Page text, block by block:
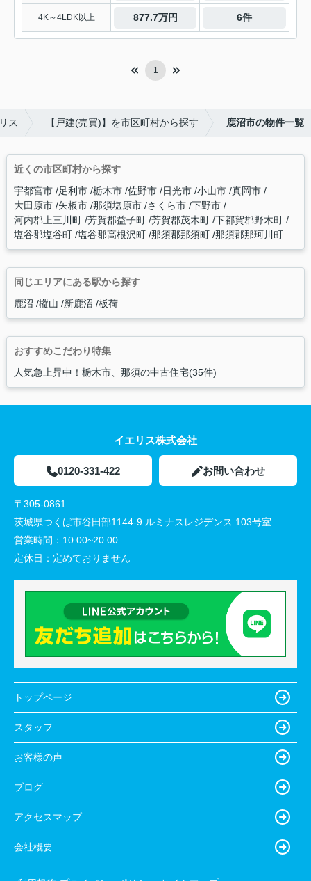
4K～4LDK以上 877.7万円 6件
1
ス 【戸建(売買)】を市区町村から探す 鹿沼市の物件一覧
近くの市区町村から探す
宇都宮市 足利市 栃木市 佐野市 日光市 小山市 真岡市
大田原市 矢板市 那須塩原市 さくら市 下野市
河内郡上三川町 芳賀郡益子町 芳賀郡茂木町 下都賀郡野木町
塩谷郡塩谷町 塩谷郡高根沢町 那須郡那須町 那須郡那珂川町
同じエリアにある駅から探す
鹿沼 樅山 新鹿沼 板荷
おすすめこだわり特集
人気急上昇中！栃木市、那須の中古住宅(35件)
イエリス株式会社
0120-331-422 お問い合わせ
〒305-0861
茨城県つくば市谷田部1144-9 ルミナスレジデンス 103号室
営業時間： 10:00~20:00
定休日： 定めておりません
トップページ
スタッフ
お客様の声
ブログ
アクセスマップ
会社概要